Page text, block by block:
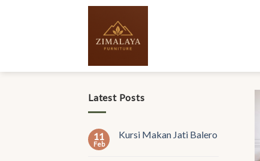
Latest Posts
11
Feb
Kursi Makan Jati Balero